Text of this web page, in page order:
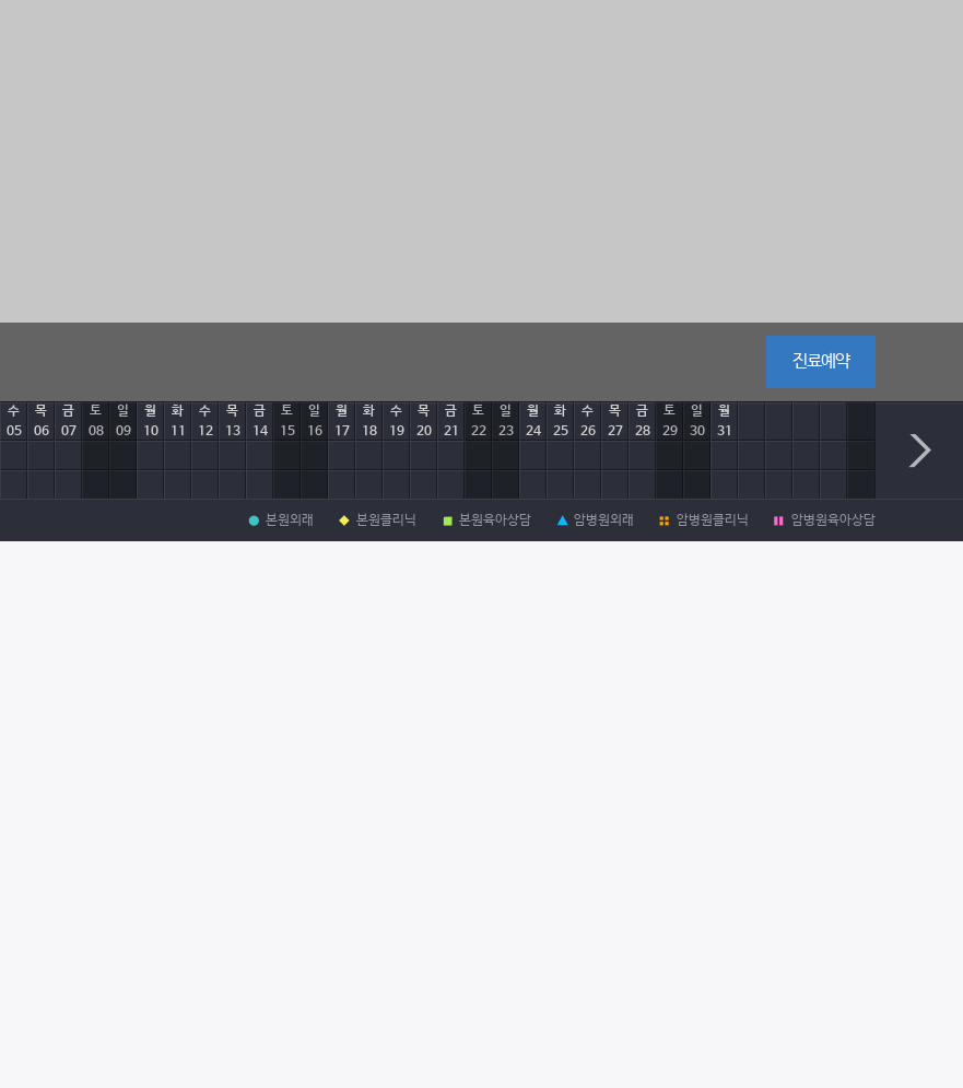
진료예약
수
05
목
06
금
07
토
08
일
09
월
10
화
11
수
12
목
13
금
14
토
15
일
16
월
17
화
18
수
19
목
20
금
21
토
22
일
23
월
24
화
25
수
26
목
27
금
28
토
29
일
30
월
31
본원외래 본원클리닉 본원육아상담 암병원외래 암병원클리닉 암병원육아상담